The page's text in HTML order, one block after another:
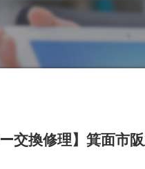
交換修理】箕面市